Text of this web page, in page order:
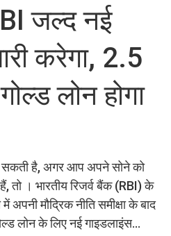
जल्द नई
करेगा, 2.5
लोन होगा
सकती है, अगर आप अपने सोने को
तो । भारतीय रिजर्व बैंक (RBI) के
अपनी मौद्रिक नीति समीक्षा के बाद
लोन के लिए नई गाइडलाइंस...